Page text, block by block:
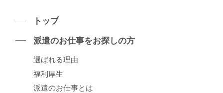
トップ
派遣のお仕事をお探しの⽅
選ばれる理由
福利厚生
派遣のお仕事とは